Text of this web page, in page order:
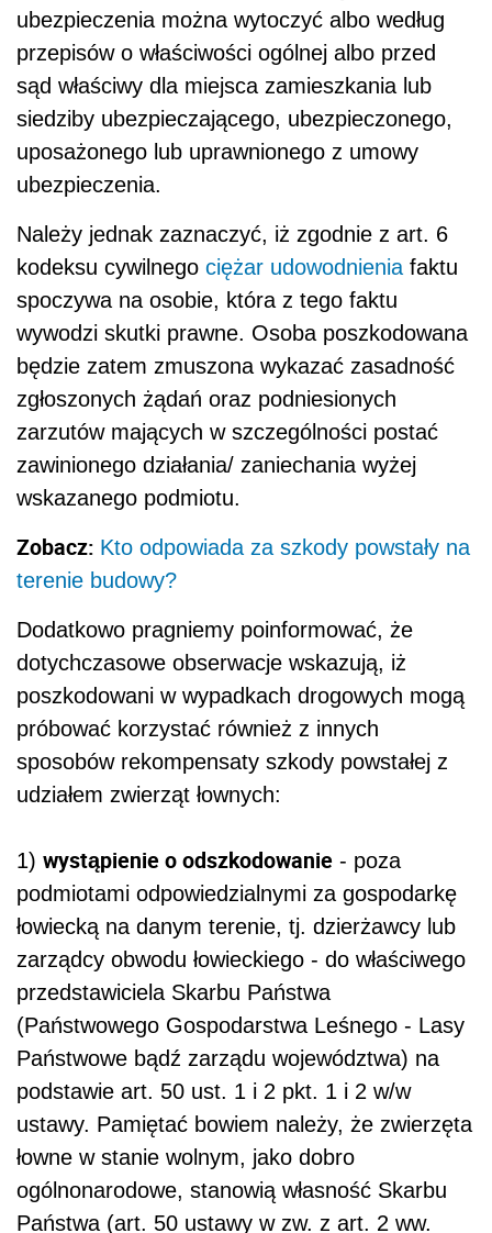
ubezpieczenia można wytoczyć albo według
przepisów o właściwości ogólnej albo przed
sąd właściwy dla miejsca zamieszkania lub
siedziby ubezpieczającego, ubezpieczonego,
uposażonego lub uprawnionego z umowy
ubezpieczenia.
Należy jednak zaznaczyć, iż zgodnie z art. 6
kodeksu cywilnego ciężar udowodnienia faktu
spoczywa na osobie, która z tego faktu
wywodzi skutki prawne. Osoba poszkodowana
będzie zatem zmuszona wykazać zasadność
zgłoszonych żądań oraz podniesionych
zarzutów mających w szczególności postać
zawinionego działania/ zaniechania wyżej
wskazanego podmiotu.
Zobacz: Kto odpowiada za szkody powstały na
terenie budowy?
Dodatkowo pragniemy poinformować, że
dotychczasowe obserwacje wskazują, iż
poszkodowani w wypadkach drogowych mogą
próbować korzystać również z innych
sposobów rekompensaty szkody powstałej z
udziałem zwierząt łownych:
1) wystąpienie o odszkodowanie - poza
podmiotami odpowiedzialnymi za gospodarkę
łowiecką na danym terenie, tj. dzierżawcy lub
zarządcy obwodu łowieckiego - do właściwego
przedstawiciela Skarbu Państwa
(Państwowego Gospodarstwa Leśnego - Lasy
Państwowe bądź zarządu województwa) na
podstawie art. 50 ust. 1 i 2 pkt. 1 i 2 w/w
ustawy. Pamiętać bowiem należy, że zwierzęta
łowne w stanie wolnym, jako dobro
ogólnonarodowe, stanowią własność Skarbu
Państwa (art. 50 ustawy w zw. z art. 2 ww.